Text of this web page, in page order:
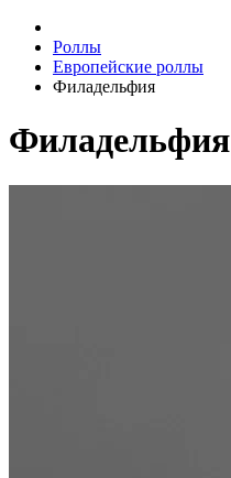
Роллы
Европейские роллы
Филадельфия
Филадельфия